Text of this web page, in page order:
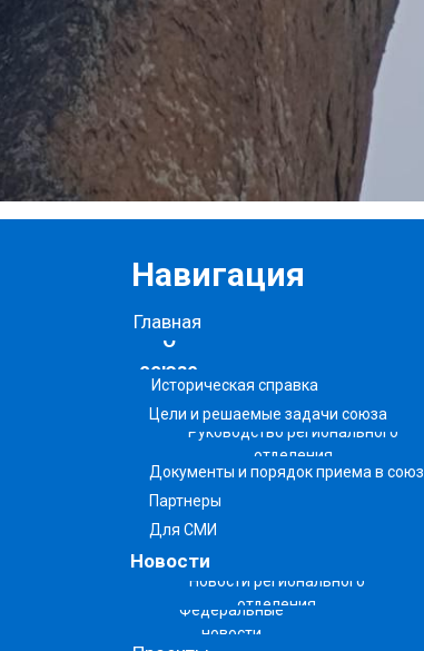
О
союзе
Новости
Навигация
Главная
Историческая справка
Цели и решаемые задачи союза
Руководство регионального
отделения
Документы и порядок приема в союз
Партнеры
Для СМИ
Новости регионального
отделения
Федеральные
новости